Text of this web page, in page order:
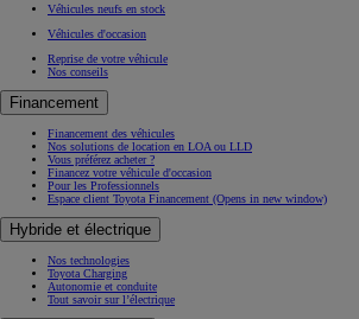
Véhicules neufs en stock
Véhicules d'occasion
Reprise de votre véhicule
Nos conseils
Financement
Financement des véhicules
Nos solutions de location en LOA ou LLD
Vous préférez acheter ?
Financez votre véhicule d'occasion
Pour les Professionnels
Espace client Toyota Financement (Opens in new window)
Hybride et électrique
Nos technologies
Toyota Charging
Autonomie et conduite
Tout savoir sur l’électrique